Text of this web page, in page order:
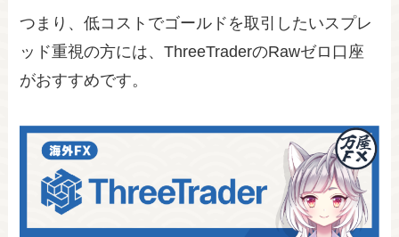
つまり、低コストでゴールドを取引したいスプレ
ッド重視の方には、ThreeTraderのRawゼロ口座
がおすすめです。